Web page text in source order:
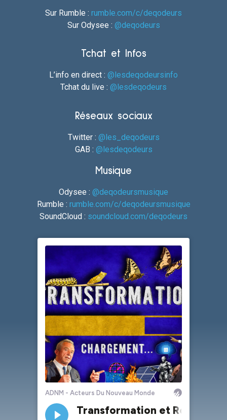
Sur Rumble : rumble.com/c/deqodeurs
Sur Odysee : @deqodeurs
Tchat et Infos
L’info en direct : @lesdeqodeursinfo
Tchat du live : @lesdeqodeurs
Réseaux sociaux
Twitter : @les_deqodeurs
GAB : @lesdeqodeurs
Musique
Odysee : @deqodeursmusique
Rumble : rumble.com/c/deqodeursmusique
SoundCloud : soundcloud.com/deqodeurs